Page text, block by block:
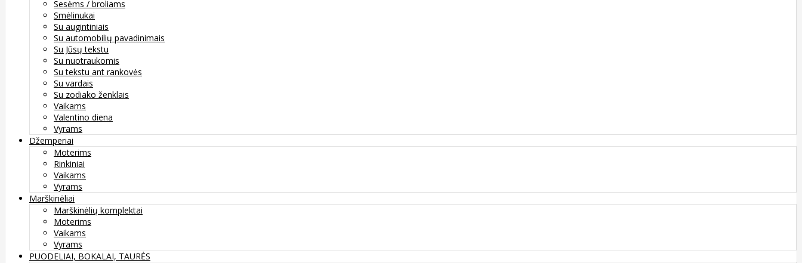
Sesėms / broliams
Smėlinukai
Su augintiniais
Su automobilių pavadinimais
Su Jūsų tekstu
Su nuotraukomis
Su tekstu ant rankovės
Su vardais
Su zodiako ženklais
Vaikams
Valentino diena
Vyrams
Džemperiai
Moterims
Rinkiniai
Vaikams
Vyrams
Marškinėliai
Marškinėlių komplektai
Moterims
Vaikams
Vyrams
PUODELIAI, BOKALAI, TAURĖS